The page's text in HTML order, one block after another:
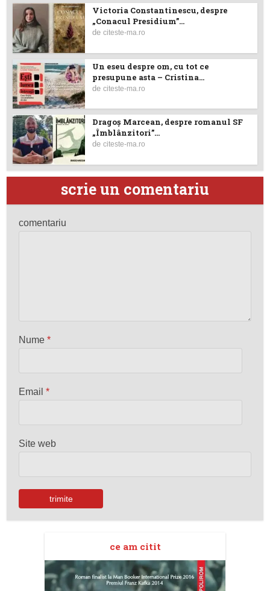
Victoria Constantinescu, despre
„Conacul Presidium”...
deciteste-ma.ro
Un eseu despre om, cu tot ce
presupune asta – Cristina...
deciteste-ma.ro
Dragoş Marcean, despre romanul SF
„Îmblânzitori”...
deciteste-ma.ro
scrie un comentariu
comentariu
Nume*
Email*
Site web
ce am citit